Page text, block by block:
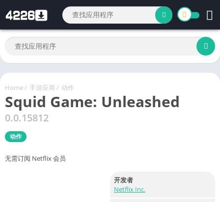
Home/ 手游应用 / 动作
Squid Game: Unleashed
0.0.15812
动作
无需订阅 Netflix 会员
开发者
Netflix Inc.